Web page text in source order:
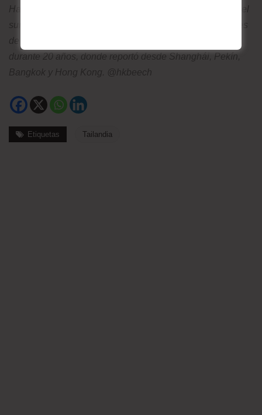
Hannah Beech ha sido la jefa de la corresponsalía para el
sureste asiático desde 2017, con sede en Bangkok. Antes
de trabajar en el Times, fue reportera de la revista Time
durante 20 años, donde reportó desde Shanghái, Pekín,
Bangkok y Hong Kong. @hkbeech
Etiquetas Tailandia